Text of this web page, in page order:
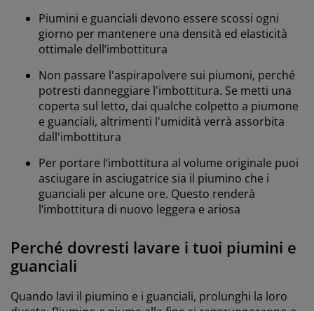
Piumini e guanciali devono essere scossi ogni
giorno per mantenere una densità ed elasticità
ottimale dell’imbottitura
Non passare l'aspirapolvere sui piumoni, perché
potresti danneggiare l'imbottitura. Se metti una
coperta sul letto, dai qualche colpetto a piumone
e guanciali, altrimenti l'umidità verrà assorbita
dall'imbottitura
Per portare l‘imbottitura al volume originale puoi
asciugare in asciugatrice sia il piumino che i
guanciali per alcune ore. Questo renderà
l’imbottitura di nuovo leggera e ariosa
Perché dovresti lavare i tuoi piumini e
guanciali
Quando lavi il piumino e i guanciali, prolunghi la loro